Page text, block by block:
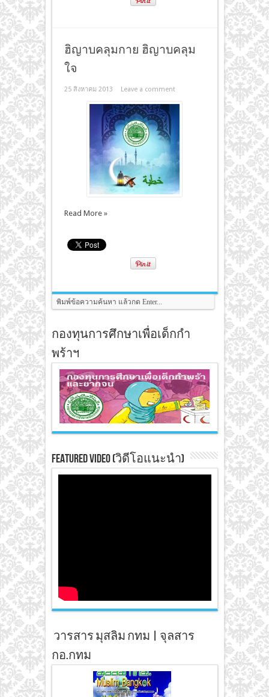
ฮิญาบคลุมกาย ฮิญาบคลุม
ใจ
25 สิงหาคม 2013 Leave a comment
Read More »
กองทุนการศึกษาเพื่อเด็กกำ
พร้าฯ
Featured Video (วิดีโอแนะนำ)
วารสาร มุสลิม กทม | จุลสาร
กอ.กทม